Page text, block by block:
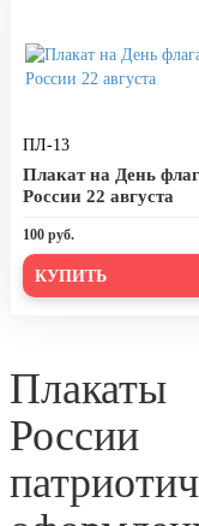
День ВМФ (последнее
28 июля, День Крещения
2 августа, День ВДВ
ПЛ-13
Плакат на День
России 22 августа
100 руб.
КУПИТЬ